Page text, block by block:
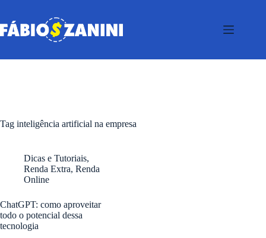
o
conteúdo
Tag inteligência artificial na empresa
Dicas e Tutoriais,
Renda Extra, Renda
Online
ChatGPT: como aproveitar
todo o potencial dessa
tecnologia